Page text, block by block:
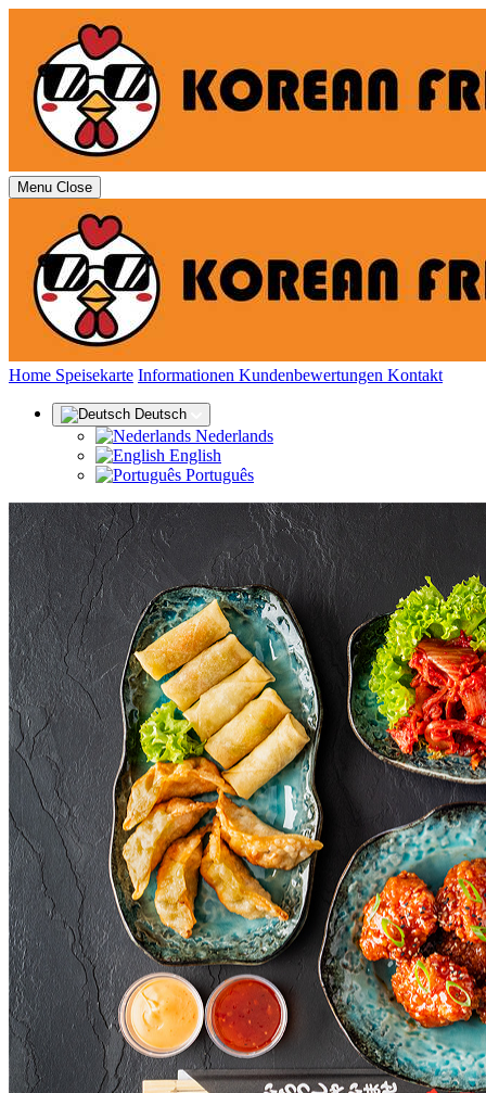
Menu Close
Home (aktuell)
Speisekarte Informationen Kundenbewertungen Kontakt
Deutsch
Nederlands
English
Português